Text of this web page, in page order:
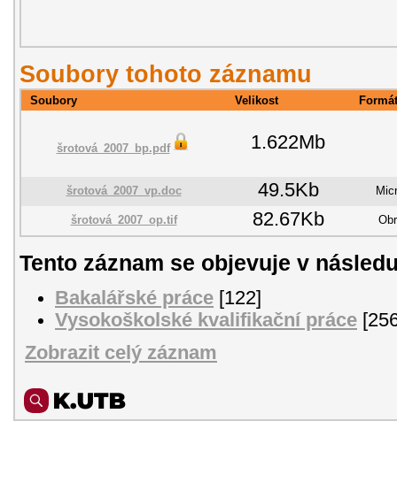
Soubory tohoto záznamu
Soubory Velikost Formát
šrotová_2007_bp.pdf 1.622Mb
šrotová_2007_vp.doc 49.5Kb
šrotová_2007_op.tif 82.67Kb
Tento záznam se objevuje v
Bakalářské práce [122]
Vysokoškolské kvalifikační práce
Zobrazit celý záznam